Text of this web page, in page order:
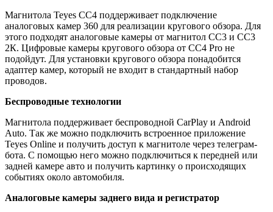
Магнитола Teyes CC4 поддерживает подключение
аналоговых камер 360 для реализации кругового обзора. Для
этого подходят аналоговые камеры от магнитол СС3 и СС3
2К. Цифровые камеры кругового обзора от CC4 Pro не
подойдут. Для установки кругового обзора понадобится
адаптер камер, который не входит в стандартный набор
проводов.
Беспроводные технологии
Магнитола поддерживает беспроводной CarPlay и Android
Auto. Так же можно подключить встроенное приложение
Teyes Online и получить доступ к магнитоле через телеграм-
бота. С помощью него можно подключиться к передней или
задней камере авто и получить картинку о происходящих
событиях около автомобиля.
Аналоговые камеры заднего вида и регистратор